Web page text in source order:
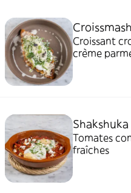
Croissmash
Croissant
crème
Shakshuka
Tomates
fraîches